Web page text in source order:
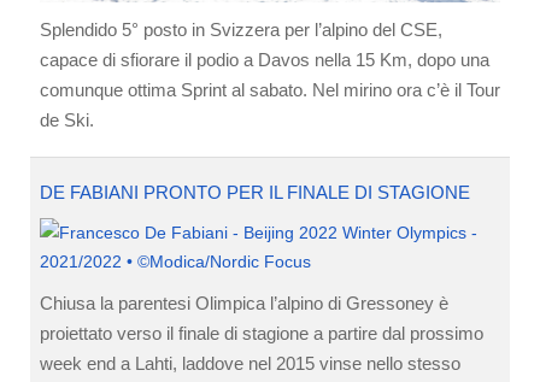
Splendido 5° posto in Svizzera per l’alpino del CSE,
capace di sfiorare il podio a Davos nella 15 Km, dopo una
comunque ottima Sprint al sabato. Nel mirino ora c’è il Tour
de Ski.
DE FABIANI PRONTO PER IL FINALE DI STAGIONE
Chiusa la parentesi Olimpica l’alpino di Gressoney è
proiettato verso il finale di stagione a partire dal prossimo
week end a Lahti, laddove nel 2015 vinse nello stesso